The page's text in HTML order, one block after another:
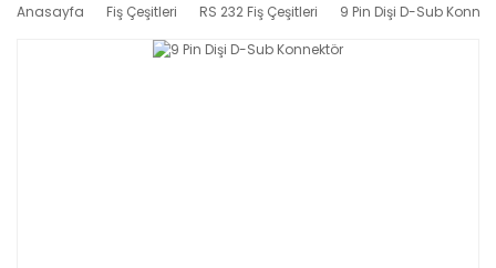
Anasayfa Fiş Çeşitleri RS 232 Fiş Çeşitleri 9 Pin Dişi D-Sub